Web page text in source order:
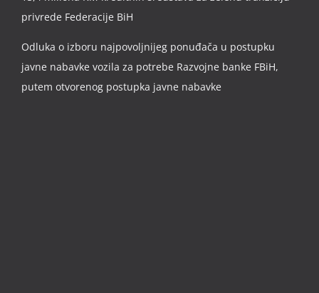
privrede Federacije BiH
Odluka o izboru najpovoljnijeg ponuđača u postupku
javne nabavke vozila za potrebe Razvojne banke FBiH,
putem otvorenog postupka javne nabavke